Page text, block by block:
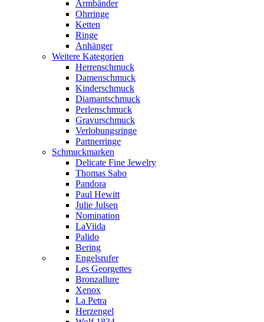
Armbänder
Ohrringe
Ketten
Ringe
Anhänger
Weitere Kategorien
Herrenschmuck
Damenschmuck
Kinderschmuck
Diamantschmuck
Perlenschmuck
Gravurschmuck
Verlobungsringe
Partnerringe
Schmuckmarken
Delicate Fine Jewelry
Thomas Sabo
Pandora
Paul Hewitt
Julie Julsen
Nomination
LaViida
Palido
Bering
Engelsrufer
Les Georgettes
Bronzallure
Xenox
La Petra
Herzengel